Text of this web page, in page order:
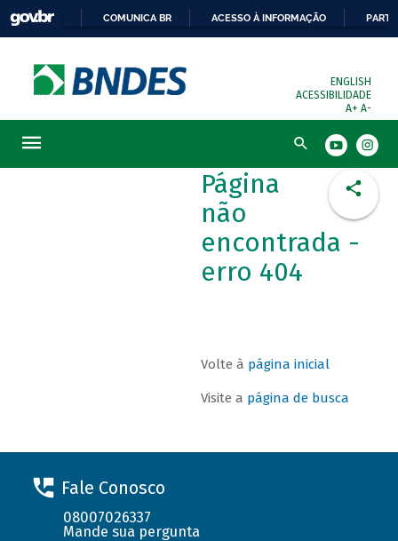
COMUNICA BR ACESSO À INFORMAÇÃO
ENGLISH
ACESSIBILIDADE
A+ A-
Busca
Página
não
encontrada -
erro 404
Volte à página inicial
Visite a página de busca
Fale Conosco
08007026337
Mande sua pergunta